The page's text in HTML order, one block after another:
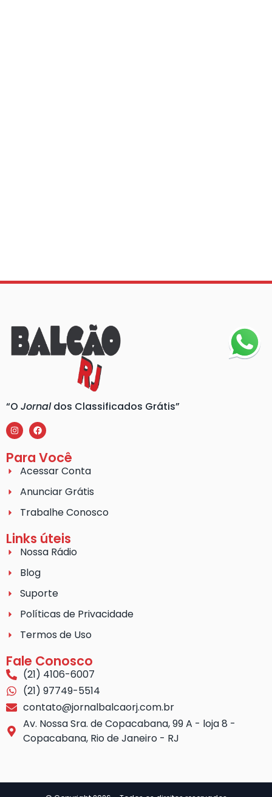
“O Jornaldos Classificados Grátis”
Para Você
Acessar Conta
Anunciar Grátis
Trabalhe Conosco
Links úteis
Nossa Rádio
Blog
Suporte
Políticas de Privacidade
Termos de Uso
Fale Conosco
(21) 4106-6007
(21) 97749-5514
contato@jornalbalcaorj.com.br
Av. Nossa Sra. de Copacabana, 99 A - loja 8 -
Copacabana, Rio de Janeiro - RJ